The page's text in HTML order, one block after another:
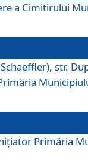
a Cimitirului
str.
Primăria